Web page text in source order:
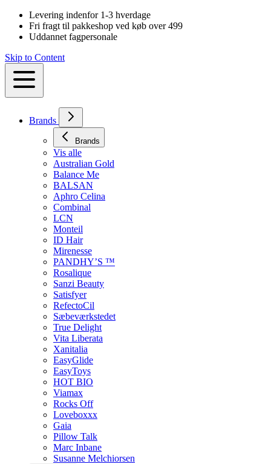
Levering indenfor 1-3 hverdage
Fri fragt til pakkeshop ved køb over 499
Uddannet fagpersonale
Skip to Content
Brands
Brands
Vis alle
Australian Gold
Balance Me
BALSAN
Aphro Celina
Combinal
LCN
Monteil
ID Hair
Mirenesse
PANDHY’S ™
Rosalique
Sanzi Beauty
Satisfyer
RefectoCil
Sæbeværkstedet
True Delight
Vita Liberata
Xanitalia
EasyGlide
EasyToys
HOT BIO
Viamax
Rocks Off
Loveboxxx
Gaia
Pillow Talk
Marc Inbane
Susanne Melchiorsen